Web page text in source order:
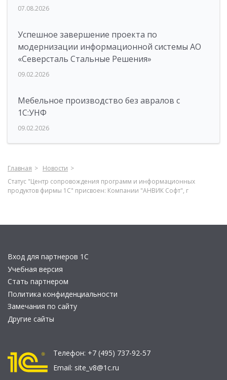
07.08.2026
Успешное завершение проекта по
модернизации информационной системы АО
«Северсталь Стальные Решения»
09.02.2026
Мебельное производство без авралов с
1С:УНФ
09.02.2026
Главная
Новости
Статус "Центр сопровождения программ и информационных
продуктов фирмы 1С" присвоен: Компании "АНВИК Софт", г
Вход для партнеров 1С
Учебная версия
Стать партнером
Политика конфиденциальности
Замечания по сайту
Другие сайты
Телефон: +7 (495) 737-92-57
Email: site_v8@1c.ru